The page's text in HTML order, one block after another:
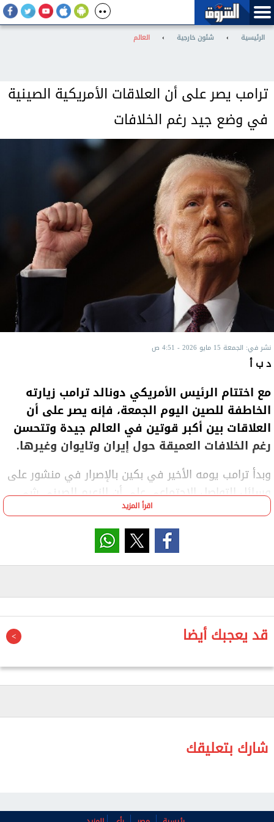
الرئيسية › شئون خارجية › العالم
ترامب يصر على أن العلاقات الأمريكية الصينية
في وضع جيد رغم الخلافات
نشر في: الجمعة 15 مايو 2026 - 4:51 ص
د ب أ
مع اختتام الرئيس الأمريكي دونالد ترامب زيارته
الخاطفة للصين اليوم الجمعة، فإنه يصر على أن
العلاقات بين أكبر قوتين في العالم جيدة وتتحسن
رغم الخلافات العميقة حول إيران وتايوان وغيرها.
وبدأ ترامب يومه الأخير في بكين بالإصرار في منشور على
وسائل التواصل الاجتماعي على أن الزعيم الصيني شي
جين بينج قد "هنأني على الكثير من النجاحات الهائلة"
وأنه كان يشير فقط إلى سلفه، الرئيس الأمريكي السابق
جو بايدن، عندما "أشار بأناقة شديدة إلى الولايات
المتحدة بأنها ربما تكون أمة في تراجع".
لكن نظرة ترامب الوردية للعلاقة بين الولايات المتحدة
تعقيدا بين القوتين العظميين.
للانخراط بشكل أكبر في حل الصراع في إيران، رغم قول
ترامب في مقابلة مع شون هانيتي من قناة فوكس نيوز
تدفق المواد الكيميائية التي تدخل في صناعة الفنتانيل
غير المشروع والمصنوعة في الصين إلى المكسيك، والتي
وفي الوقت نفسه، حذر شي ترامب خلال محادثات خاصة
اقرأ المزيد
قد يعجبك أيضا
شارك بتعليقك